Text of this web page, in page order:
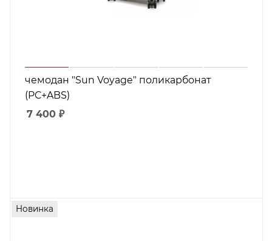
чемодан "Sun Voyage" поликарбонат
(PC+ABS)
7 400 ₽
Новинка